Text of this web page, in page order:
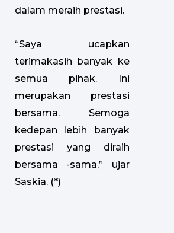
dalam meraih prestasi.
“Saya ucapkan
terimakasih banyak ke
semua pihak. Ini
merupakan prestasi
bersama. Semoga
kedepan lebih banyak
prestasi yang diraih
bersama -sama,” ujar
Saskia. (*)